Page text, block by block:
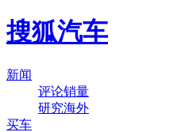
搜狐汽车
新闻
评论销量
研究海外
买车